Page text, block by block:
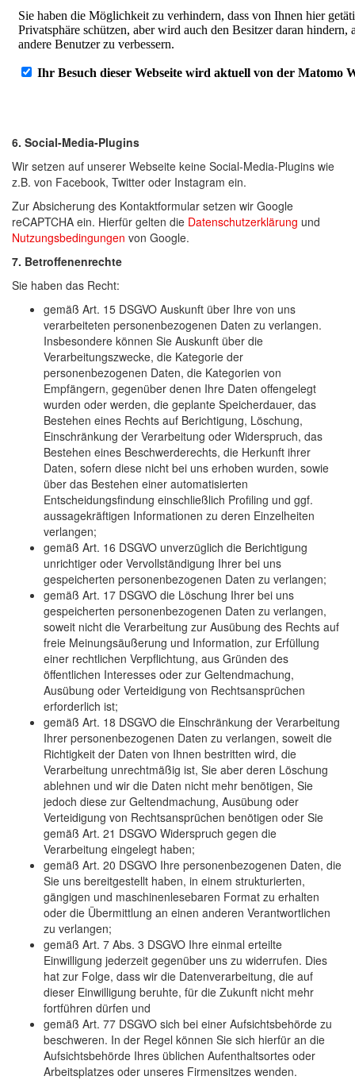
6. Social-Media-Plugins
Wir setzen auf unserer Webseite keine Social-Media-Plugins wie
z.B. von Facebook, Twitter oder Instagram ein.
Zur Absicherung des Kontaktformular setzen wir Google
reCAPTCHA ein. Hierfür gelten die Datenschutzerklärung und
Nutzungsbedingungen von Google.
7. Betroffenenrechte
Sie haben das Recht:
gemäß Art. 15 DSGVO Auskunft über Ihre von uns
verarbeiteten personenbezogenen Daten zu verlangen.
Insbesondere können Sie Auskunft über die
Verarbeitungszwecke, die Kategorie der
personenbezogenen Daten, die Kategorien von
Empfängern, gegenüber denen Ihre Daten offengelegt
wurden oder werden, die geplante Speicherdauer, das
Bestehen eines Rechts auf Berichtigung, Löschung,
Einschränkung der Verarbeitung oder Widerspruch, das
Bestehen eines Beschwerderechts, die Herkunft ihrer
Daten, sofern diese nicht bei uns erhoben wurden, sowie
über das Bestehen einer automatisierten
Entscheidungsfindung einschließlich Profiling und ggf.
aussagekräftigen Informationen zu deren Einzelheiten
verlangen;
gemäß Art. 16 DSGVO unverzüglich die Berichtigung
unrichtiger oder Vervollständigung Ihrer bei uns
gespeicherten personenbezogenen Daten zu verlangen;
gemäß Art. 17 DSGVO die Löschung Ihrer bei uns
gespeicherten personenbezogenen Daten zu verlangen,
soweit nicht die Verarbeitung zur Ausübung des Rechts auf
freie Meinungsäußerung und Information, zur Erfüllung
einer rechtlichen Verpflichtung, aus Gründen des
öffentlichen Interesses oder zur Geltendmachung,
Ausübung oder Verteidigung von Rechtsansprüchen
erforderlich ist;
gemäß Art. 18 DSGVO die Einschränkung der Verarbeitung
Ihrer personenbezogenen Daten zu verlangen, soweit die
Richtigkeit der Daten von Ihnen bestritten wird, die
Verarbeitung unrechtmäßig ist, Sie aber deren Löschung
ablehnen und wir die Daten nicht mehr benötigen, Sie
jedoch diese zur Geltendmachung, Ausübung oder
Verteidigung von Rechtsansprüchen benötigen oder Sie
gemäß Art. 21 DSGVO Widerspruch gegen die
Verarbeitung eingelegt haben;
gemäß Art. 20 DSGVO Ihre personenbezogenen Daten, die
Sie uns bereitgestellt haben, in einem strukturierten,
gängigen und maschinenlesebaren Format zu erhalten
oder die Übermittlung an einen anderen Verantwortlichen
zu verlangen;
gemäß Art. 7 Abs. 3 DSGVO Ihre einmal erteilte
Einwilligung jederzeit gegenüber uns zu widerrufen. Dies
hat zur Folge, dass wir die Datenverarbeitung, die auf
dieser Einwilligung beruhte, für die Zukunft nicht mehr
fortführen dürfen und
gemäß Art. 77 DSGVO sich bei einer Aufsichtsbehörde zu
beschweren. In der Regel können Sie sich hierfür an die
Aufsichtsbehörde Ihres üblichen Aufenthaltsortes oder
Arbeitsplatzes oder unseres Firmensitzes wenden.